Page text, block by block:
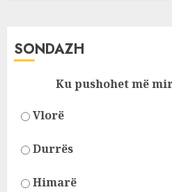
SONDAZH
Ku pushohet më
Vlorë
Durrës
Himarë